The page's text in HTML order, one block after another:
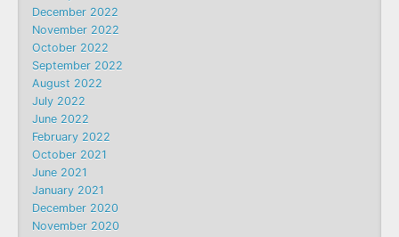
December 2022
November 2022
October 2022
September 2022
August 2022
July 2022
June 2022
February 2022
October 2021
June 2021
January 2021
December 2020
November 2020